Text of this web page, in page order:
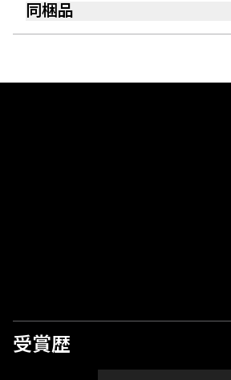
同梱品
受賞歴